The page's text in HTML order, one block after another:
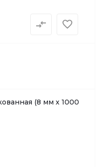
(8 мм х 1000